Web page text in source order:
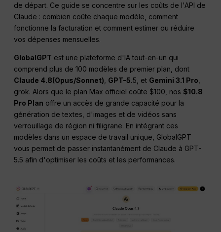
de départ. Ce guide se concentre sur les coûts de l'API de
Claude : combien coûte chaque modèle, comment
fonctionne la facturation et comment estimer ou réduire
vos dépenses mensuelles.
GlobalGPT est une plateforme d'IA tout-en-un qui
comprend plus de 100 modèles de premier plan, dont
Claude 4.8(Opus/Sonnet) GPT-5.5, et Gemini 3.1 Pro
grok. Alors que le plan Max officiel coûte $100, nos$10.8
Pro Plan offre un accès de grande capacité pour la
génération de textes, d'images et de vidéos sans
verrouillage de région ni filigrane. En intégrant ces
modèles dans un espace de travail unique, GlobalGPT
vous permet de passer instantanément de Claude à GPT-
5.5 afin d'optimiser les coûts et les performances.